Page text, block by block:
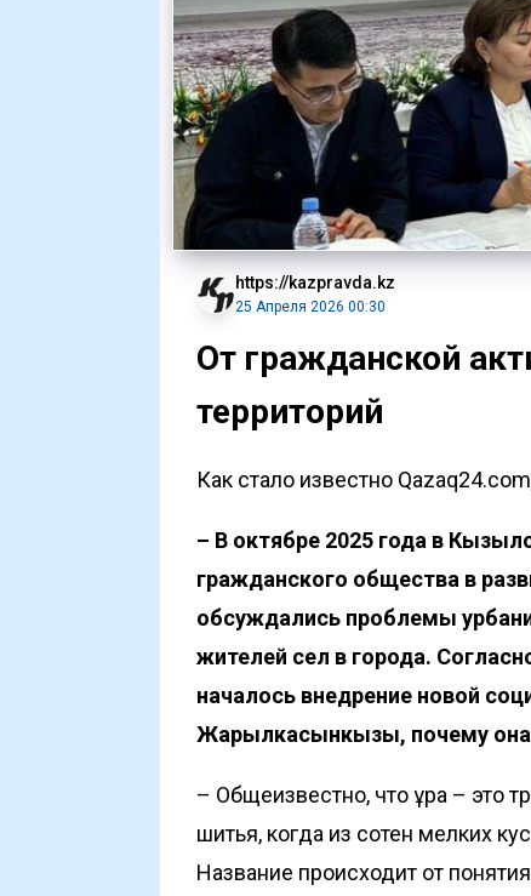
https://kazpravda.kz
25 Апреля 2026 00:30
От гражданской
территорий
Как стало известно
– В октябре 2025 года в
гражданского общества в
обсуждались проблемы
жителей сел в города.
началось внедрение новой
Жарылкасынкызы, почему она
– Общеизвестно, что құрақ – это
шитья, когда из сотен мелких
Название происходит от